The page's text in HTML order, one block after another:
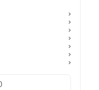
⌄
⌄
⌄
⌄
⌄
⌄
⌄